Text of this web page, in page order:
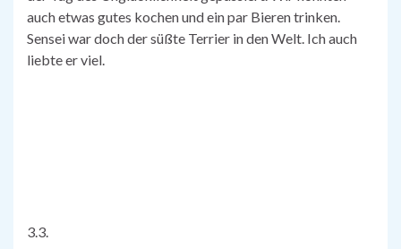
auch etwas gutes kochen und ein par Bieren trinken.
Sensei war doch der süßte Terrier in den Welt. Ich auch
liebte er viel.
3.3.